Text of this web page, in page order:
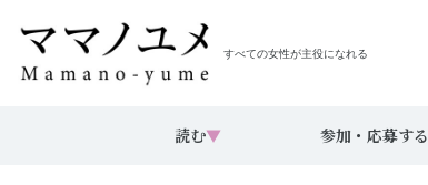
すべての女性が主役になれる
読む▼ 参加・応募する